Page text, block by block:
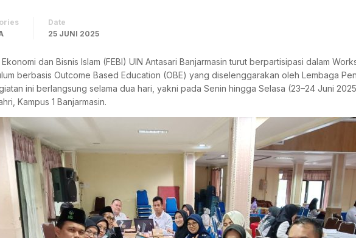
Date
25 JUNI 2025
dan Bisnis Islam (FEBI) UIN Antasari Banjarmasin turut berpartisipasi dalam
berbasis Outcome Based Education (OBE) yang diselenggarakan oleh Lembaga
ini berlangsung selama dua hari, yakni pada Senin hingga Selasa (23–24 Juni
Kampus 1 Banjarmasin.